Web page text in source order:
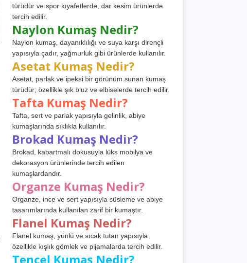
türüdür ve spor kıyafetlerde, dar kesim ürünlerde
tercih edilir.
Naylon Kumaş Nedir?
Naylon kumaş, dayanıklılığı ve suya karşı dirençli
yapısıyla çadır, yağmurluk gibi ürünlerde kullanılır.
Asetat Kumaş Nedir?
Asetat, parlak ve ipeksi bir görünüm sunan kumaş
türüdür; özellikle şık bluz ve elbiselerde tercih edilir.
Tafta Kumaş Nedir?
Tafta, sert ve parlak yapısıyla gelinlik, abiye
kumaşlarında sıklıkla kullanılır.
Brokad Kumaş Nedir?
Brokad, kabartmalı dokusuyla lüks mobilya ve
dekorasyon ürünlerinde tercih edilen
kumaşlardandır.
Organze Kumaş Nedir?
Organze, ince ve sert yapısıyla süsleme ve abiye
tasarımlarında kullanılan zarif bir kumaştır.
Flanel Kumaş Nedir?
Flanel kumaş, yünlü ve sıcak tutan yapısıyla
özellikle kışlık gömlek ve pijamalarda tercih edilir.
Tencel Kumaş Nedir?